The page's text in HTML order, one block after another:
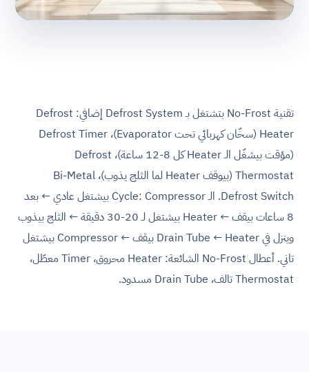
تقنية No-Frost بتشتغل بـ Defrost System إضافي: Defrost
Heater (سخّان كهربائي تحت Evaporator)، Defrost Timer
(مؤقت بيشغّل الـ Heater كل 8-12 ساعة)، Defrost
Thermostat (بيوقف Heater لما الثلج يذوب)، Bi-Metal
Defrost Switch. الـ Cycle: Compressor بيشتغل عادي ← بعد
8 ساعات بيقف ← Heater بيشتغل لـ 20-30 دقيقة ← الثلج بيذوب
وينزل في Drain Tube ← Heater بيقف ← Compressor بيشتغل
تاني. أعطال No-Frost الشائعة: Heater محروق، Timer معطّل،
Thermostat تالف، Drain Tube مسدود.